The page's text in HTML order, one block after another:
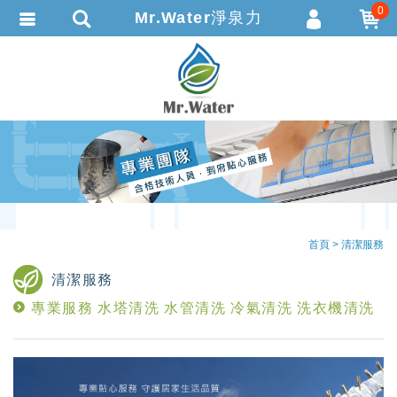
首頁 清潔服務
清潔服務
專業服務 水塔清洗 水管清洗 冷氣清洗 洗衣機清洗
Mr.Water淨泉力 0
會員登入
會員註冊
忘記密碼
訂單查詢
追蹤清單TRACK LISTING
繁體中文